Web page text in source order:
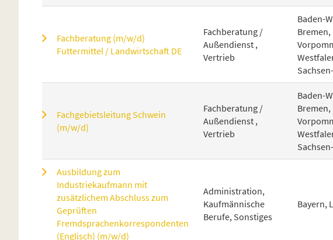
Fachberatung (m/w/d)
Futtermittel / Landwirtschaft DE
Fachberatung /
Außendienst ,
Vertrieb
Baden-
Fachgebietsleitung Schwein
(m/w/d)
Fachberatung /
Außendienst ,
Vertrieb
Baden-
Ausbildung zum
Industriekaufmann mit
zusätzlichem Abschluss zum
Geprüften
Fremdsprachenkorrespondenten
(Englisch) (m/w/d)
Administration,
Kaufmännische
Berufe, Sonstiges
Bayern,